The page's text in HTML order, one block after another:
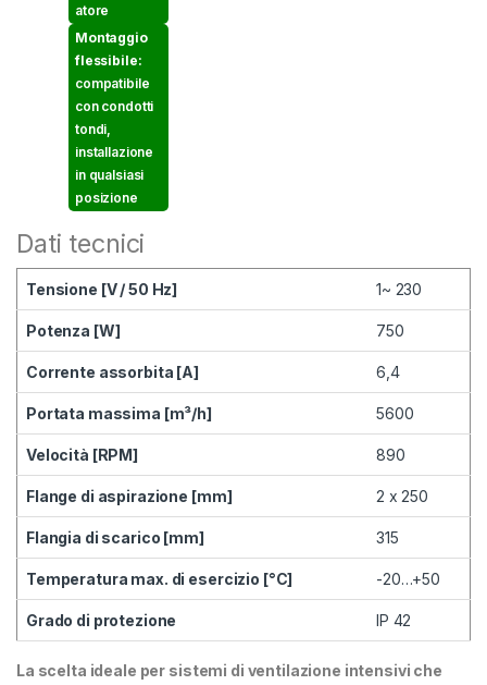
atore
Montaggio
flessibile:
compatibile
con condotti
tondi,
installazione
in qualsiasi
posizione
Dati tecnici
Tensione [V / 50 Hz] 1~ 230
Potenza [W] 750
Corrente assorbita [A] 6,4
Portata massima [m³/h] 5600
Velocità [RPM] 890
Flange di aspirazione [mm] 2 x 250
Flangia di scarico [mm] 315
Temperatura max. di esercizio [°C] -20…+50
Grado di protezione IP 42
La scelta ideale per sistemi di ventilazione intensivi che